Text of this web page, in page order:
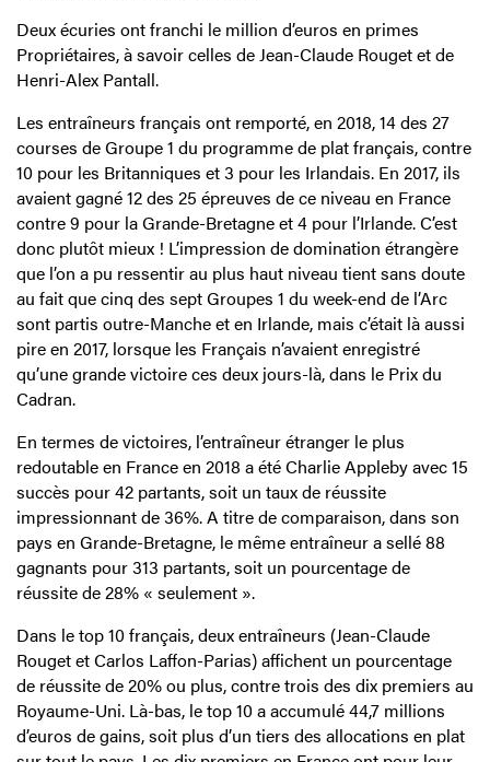
Deux écuries ont franchi le million d’euros en primes
Propriétaires, à savoir celles de Jean-Claude Rouget et de
Henri-Alex Pantall.
Les entraîneurs français ont remporté, en 2018, 14 des 27
courses de Groupe 1 du programme de plat français, contre
10 pour les Britanniques et 3 pour les Irlandais. En 2017, ils
avaient gagné 12 des 25 épreuves de ce niveau en France
contre 9 pour la Grande-Bretagne et 4 pour l’Irlande. C’est
donc plutôt mieux ! L’impression de domination étrangère
que l’on a pu ressentir au plus haut niveau tient sans doute
au fait que cinq des sept Groupes 1 du week-end de l’Arc
sont partis outre-Manche et en Irlande, mais c’était là aussi
pire en 2017, lorsque les Français n’avaient enregistré
qu’une grande victoire ces deux jours-là, dans le Prix du
Cadran.
En termes de victoires, l’entraîneur étranger le plus
redoutable en France en 2018 a été Charlie Appleby avec 15
succès pour 42 partants, soit un taux de réussite
impressionnant de 36%. A titre de comparaison, dans son
pays en Grande-Bretagne, le même entraîneur a sellé 88
gagnants pour 313 partants, soit un pourcentage de
réussite de 28% « seulement ».
Dans le top 10 français, deux entraîneurs (Jean-Claude
Rouget et Carlos Laffon-Parias) affichent un pourcentage
de réussite de 20% ou plus, contre trois des dix premiers au
Royaume-Uni. Là-bas, le top 10 a accumulé 44,7 millions
d’euros de gains, soit plus d’un tiers des allocations en plat